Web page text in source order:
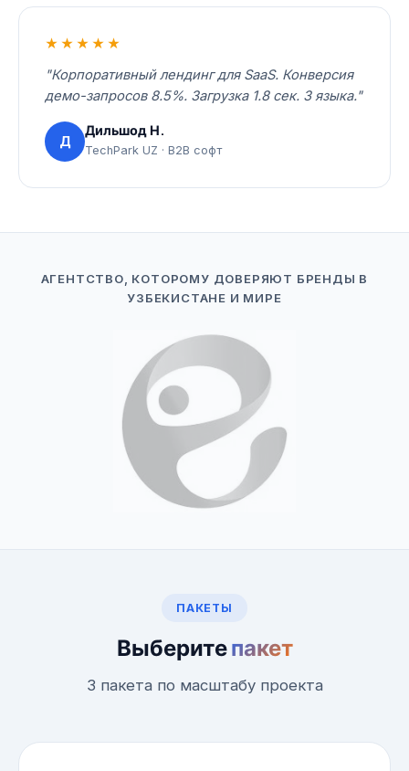
★★★★★
"Корпоративный лендинг для SaaS. Конверсия
демо-запросов 8.5%. Загрузка 1.8 сек. 3 языка."
Д
Дильшод Н.
TechPark UZ · B2B софт
АГЕНТСТВО, КОТОРОМУ ДОВЕРЯЮТ БРЕНДЫ В
УЗБЕКИСТАНЕ И МИРЕ
ПАКЕТЫ
Выберитепакет
3 пакета по масштабу проекта